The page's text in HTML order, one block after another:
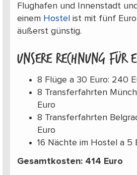
Flughafen und Innenstadt
einem Hostel ist mit fünf
äußerst günstig.
Unsere Rechnung für
8 Flüge a 30 Euro: 240
8 Transferfahrten
Euro
8 Transferfahrten
Euro
16 Nächte im Hostel a 5
Gesamtkosten: 414 Euro